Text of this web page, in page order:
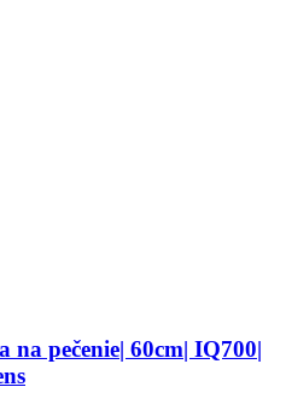
pečenie| 60cm| IQ700|